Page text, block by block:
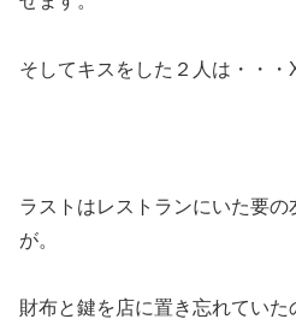
そしてキスをした２人は・・・
ラストはレストランにいた要
が。
財布と鍵を店に置き忘れていた